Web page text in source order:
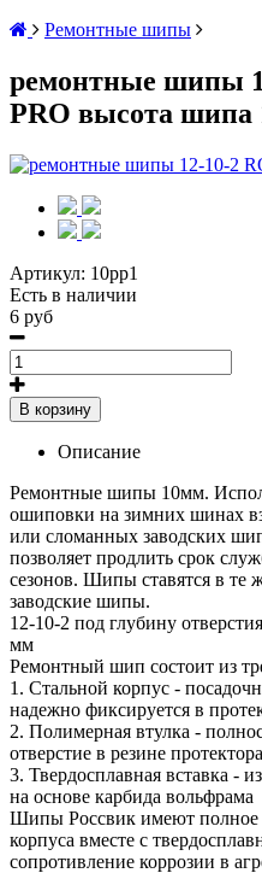
Ремонтные шипы
ремонтные шипы
PRO высота
Артикул: 10рр1
Есть в наличии
6 руб
В корзину
Описание
Ремонтные шипы 10мм.
ошиповки на зимних шинах
или сломанных заводских
позволяет продлить срок
сезонов. Шипы ставятся в те
заводские шипы.
12-10-2 под глубину
мм
Ремонтный шип состоит из
1. Стальной корпус -
надежно фиксируется в
2. Полимерная втулка -
отверстие в резине протектора
3. Твердосплавная вставка -
на основе карбида вольфрама
Шипы Россвик имеют полное
корпуса вместе с
сопротивление коррозии в